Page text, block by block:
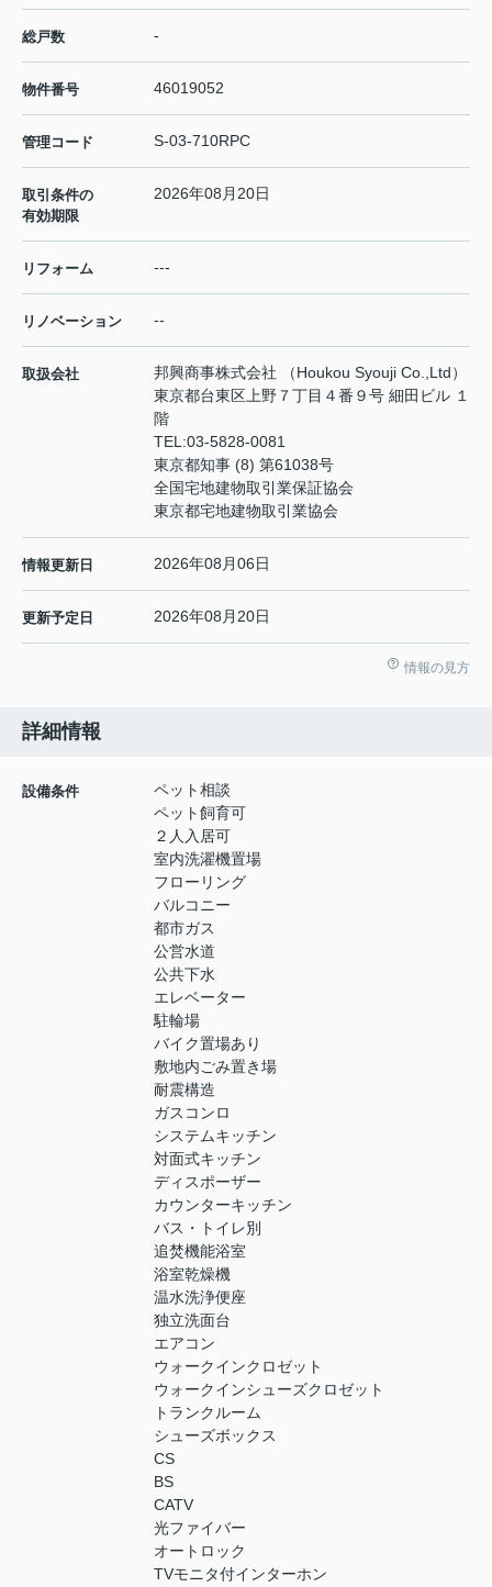
総戸数 -
物件番号 46019052
管理コード S-03-710RPC
取引条件の
有効期限
2026年08月20日
リフォーム ---
リノベーション --
取扱会社
邦興商事株式会社 （Houkou Syouji Co.,Ltd）
東京都台東区上野７丁目４番９号 細田ビル １
階
TEL:03-5828-0081
東京都知事 (8) 第61038号
全国宅地建物取引業保証協会
東京都宅地建物取引業協会
情報更新日 2026年08月06日
更新予定日 2026年08月20日
情報の見方
詳細情報
設備条件
ペット相談
ペット飼育可
２人入居可
室内洗濯機置場
フローリング
バルコニー
都市ガス
公営水道
公共下水
エレベーター
駐輪場
バイク置場あり
敷地内ごみ置き場
耐震構造
ガスコンロ
システムキッチン
対面式キッチン
ディスポーザー
カウンターキッチン
バス・トイレ別
追焚機能浴室
浴室乾燥機
温水洗浄便座
独立洗面台
エアコン
ウォークインクロゼット
ウォークインシューズクロゼット
トランクルーム
シューズボックス
CS
BS
CATV
光ファイバー
オートロック
TVモニタ付インターホン